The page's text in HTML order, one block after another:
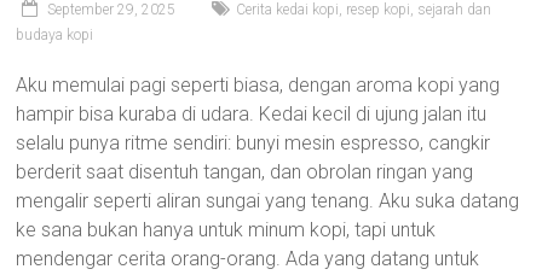
September 29, 2025
Cerita kedai kopi, resep kopi, sejarah dan
budaya kopi
Aku memulai pagi seperti biasa, dengan aroma kopi yang
hampir bisa kuraba di udara. Kedai kecil di ujung jalan itu
selalu punya ritme sendiri: bunyi mesin espresso, cangkir
berderit saat disentuh tangan, dan obrolan ringan yang
mengalir seperti aliran sungai yang tenang. Aku suka datang
ke sana bukan hanya untuk minum kopi, tapi untuk
mendengar cerita orang-orang. Ada yang datang untuk